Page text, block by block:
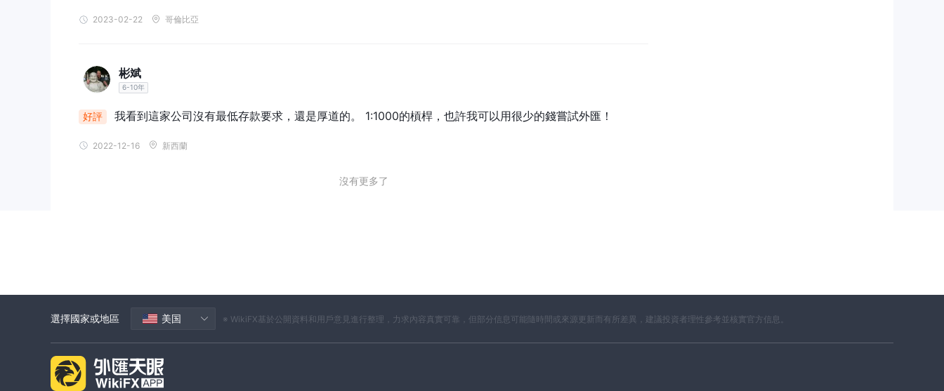
2023-02-22 哥倫比亞
彬斌
6-10年
好評 我看到這家公司沒有最低存款要求，還是厚道的。 1:1000的槓桿，也許我可以用很少的錢嘗試外匯！
2022-12-16 新西蘭
沒有更多了
選擇國家或地區 美国 ※ WikiFX基於公開資料和用戶意見進行整理，力求內容真實可靠，但部分信息可能隨時間或來源更新而有所差異，建議投資者理性參考並核實官方信息。